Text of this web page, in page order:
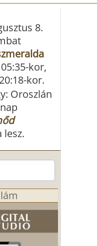
8.
kor,
kor.
lesz.